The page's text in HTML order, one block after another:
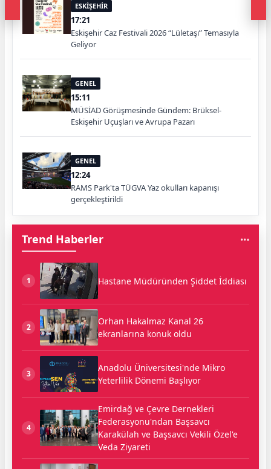
ESKİŞEHİR
17:21
Eskişehir Caz Festivali 2026 “Lületaşı” Temasıyla
Geliyor
GENEL
15:11
MÜSİAD Görüşmesinde Gündem: Brüksel-
Eskişehir Uçuşları ve Avrupa Pazarı
GENEL
12:24
RAMS Park'ta TÜGVA Yaz okulları kapanışı
gerçekleştirildi
Trend Haberler
1 Hastane Müdüründen Şiddet İddiası
2
Orhan Hakalmaz Kanal 26
ekranlarına konuk oldu
3
Anadolu Üniversitesi'nde Mikro
Yeterlilik Dönemi Başlıyor
4
Emirdağ ve Çevre Dernekleri
Federasyonu'ndan Başsavcı
Karakülah ve Başsavcı Vekili Özel'e
Veda Ziyareti